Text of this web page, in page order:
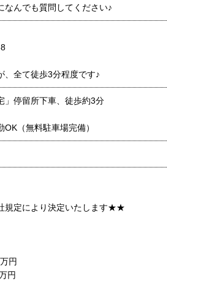
なんでも質問してください♪
全て徒歩3分程度です♪
」停留所下車、徒歩約3分
（無料駐車場完備）
規定により決定いたします★★
円
円